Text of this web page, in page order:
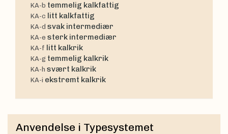
KA-b temmelig kalkfattig
KA-c litt kalkfattig
KA-d svak intermediær
KA-e sterk intermediær
KA-f litt kalkrik
KA-g temmelig kalkrik
KA-h svært kalkrik
KA-i ekstremt kalkrik
Anvendelse i Typesystemet